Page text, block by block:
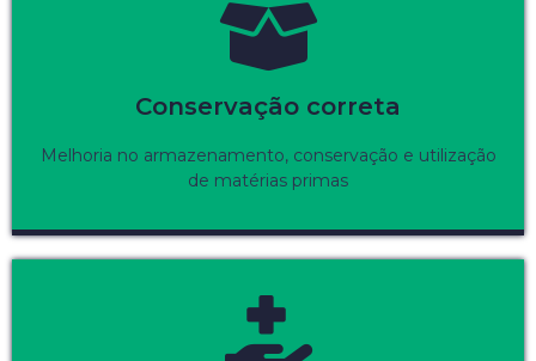
Conservação correta
Melhoria no armazenamento, conservação e utilização
de matérias primas